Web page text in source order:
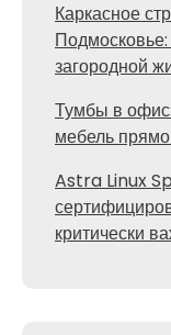
Каркасное
загородной
Тумбы в офис:
мебель
Astra Linux
критически